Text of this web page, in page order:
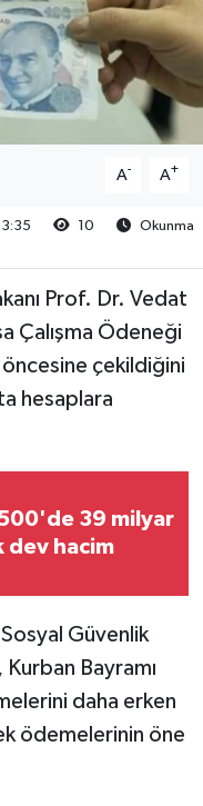
A- A+
10
Okunma
Prof. Dr. Vedat
Çalışma Ödeneği
çekildiğini
hesaplara
39 milyar
dev hacim
Güvenlik
Kurban Bayramı
daha erken
ödemelerinin öne